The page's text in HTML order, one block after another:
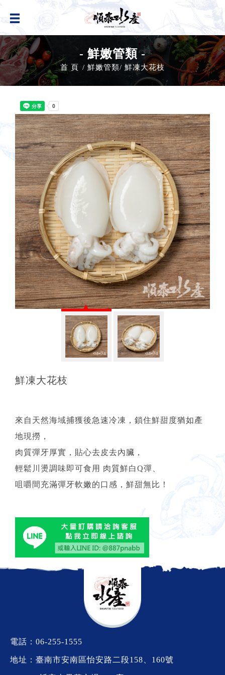
- 鮮嫩管類 -
首 頁 鮮嫩管類 鮮凍大花枝
鮮凍大花枝
來自天然海域捕獲後急速冷凍，鎖住鮮甜度猶如產
地現撈，
肉質彈牙厚實，貼心去皮去內臟，
輕鬆川燙調味即可食用 肉質鮮白Q彈、
咀嚼間充滿彈牙軟嫩的口感，鮮甜無比！
電話： 06-255-1555
地址：臺南市安南區怡安路二段158、160號